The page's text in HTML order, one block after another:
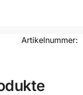
Artikelnummer: